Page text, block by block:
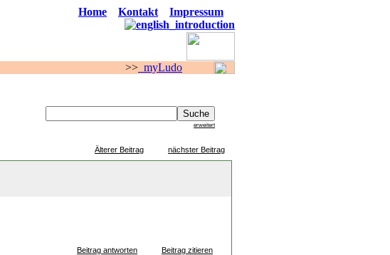
Home Kontakt Impressum
>> myLudo
erweitert
Älterer Beitrag nächster Beitrag
Beitrag antworten Beitrag zitieren